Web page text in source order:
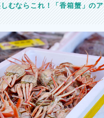
むならこれ！「香箱蟹」のア